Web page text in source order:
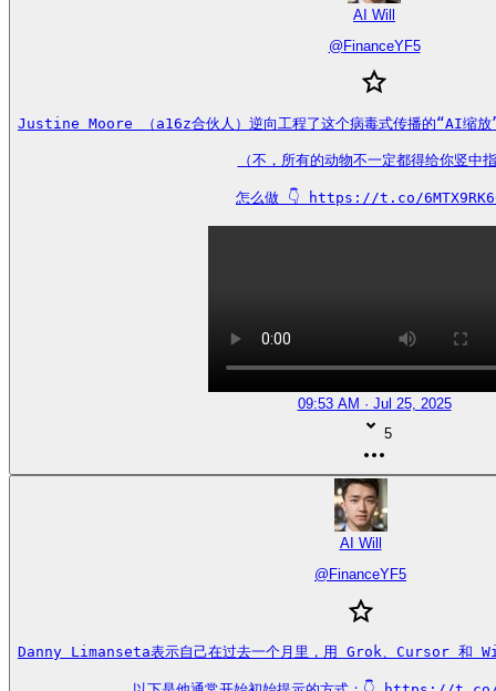
AI Will
@ FinanceYF5
Justine Moore （a16z合伙人）逆向工程了这个病毒式传播的“AI缩放”
（不，所有的动物不一定都得给你竖中
怎么做 👇 https://t.co/
09:53 AM · Jul 25, 2025
5
AI Will
@ FinanceYF5
Danny Limanseta表示自己在过去一个月里，用 Grok、Cursor 和